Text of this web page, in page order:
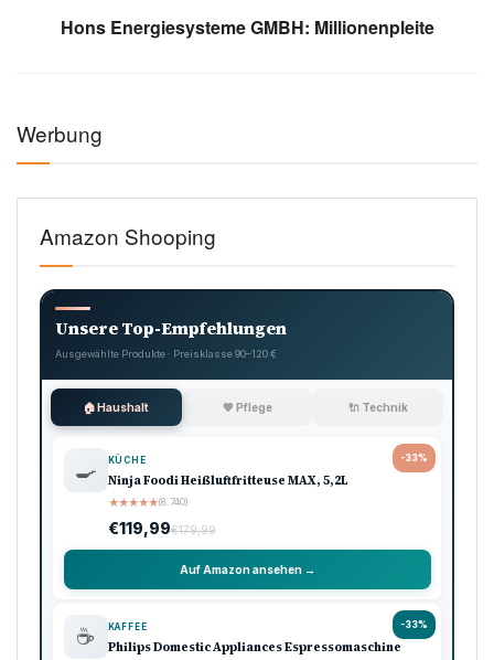
Hons Energiesysteme GMBH: Millionenpleite
Werbung
Amazon Shooping
Unsere Top-Empfehlungen
Ausgewählte Produkte · Preisklasse 90–120 €
🏠 Haushalt 💖 Pflege 🔌 Technik
-33%
🍳 KÜCHE
Ninja Foodi Heißluftfritteuse MAX, 5,2L
★★★★★(8.740)
€119,99€179,99
Auf Amazon ansehen →
-33%
☕ KAFFEE
Philips Domestic Appliances Espressomaschine